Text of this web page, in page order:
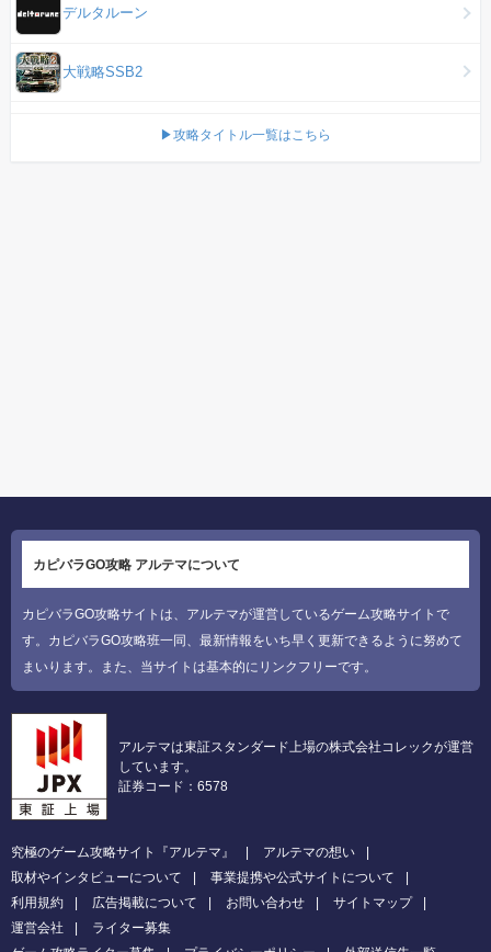
デルタルーン
大戦略SSB2
▶攻略タイトル一覧はこちら
カピバラGO攻略 アルテマについて
カピバラGO攻略サイトは、アルテマが運営しているゲーム攻略サイトで
す。カピバラGO攻略班一同、最新情報をいち早く更新できるように努めて
まいります。また、当サイトは基本的にリンクフリーです。
アルテマは東証スタンダード上場の株式会社コレックが運営
しています。
証券コード：6578
究極のゲーム攻略サイト『アルテマ』
アルテマの想い
取材やインタビューについて
事業提携や公式サイトについて
利用規約
広告掲載について お問い合わせ
サイトマップ
運営会社
ライター募集